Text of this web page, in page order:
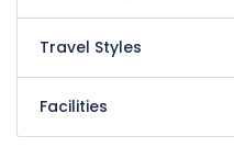
Travel Styles
Facilities